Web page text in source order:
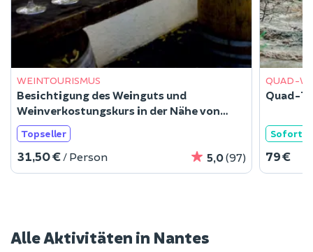
WEINTOURISMUS
Besichtigung des Weinguts und
Weinverkostungskurs in der Nähe von
Nantes (44)
Topseller
31,50 € / Person 5,0(97)
QUAD-
Quad-
Sofort
79 €
Alle Aktivitäten in Nantes